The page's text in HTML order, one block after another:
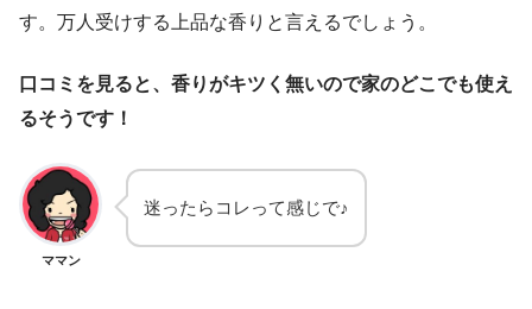
す。万人受けする上品な香りと言えるでしょう。
口コミを見ると、香りがキツく無いので家のどこでも使え
るそうです！
ママン
迷ったらコレって感じで♪